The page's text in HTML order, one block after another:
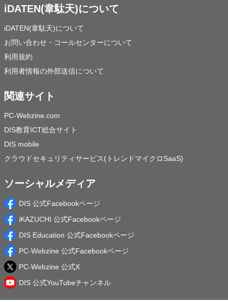
iDATEN(韋駄天)について
iDATEN(韋駄天)について
お問い合わせ・コールセンターについて
利用規約
利用者情報の外部送信について
関連サイト
PC-Webzine.com
DIS教育ICT総合サイト
DIS mobile
クラウドセキュリティサービス(トレンドマイクロSaaS)
ソーシャルメディア
DIS 公式Facebookページ
iKAZUCHI 公式Facebookページ
DIS Education 公式Facebookページ
PC-Webzine 公式Facebookページ
PC-Webzine 公式X
DIS 公式YouTubeチャンネル